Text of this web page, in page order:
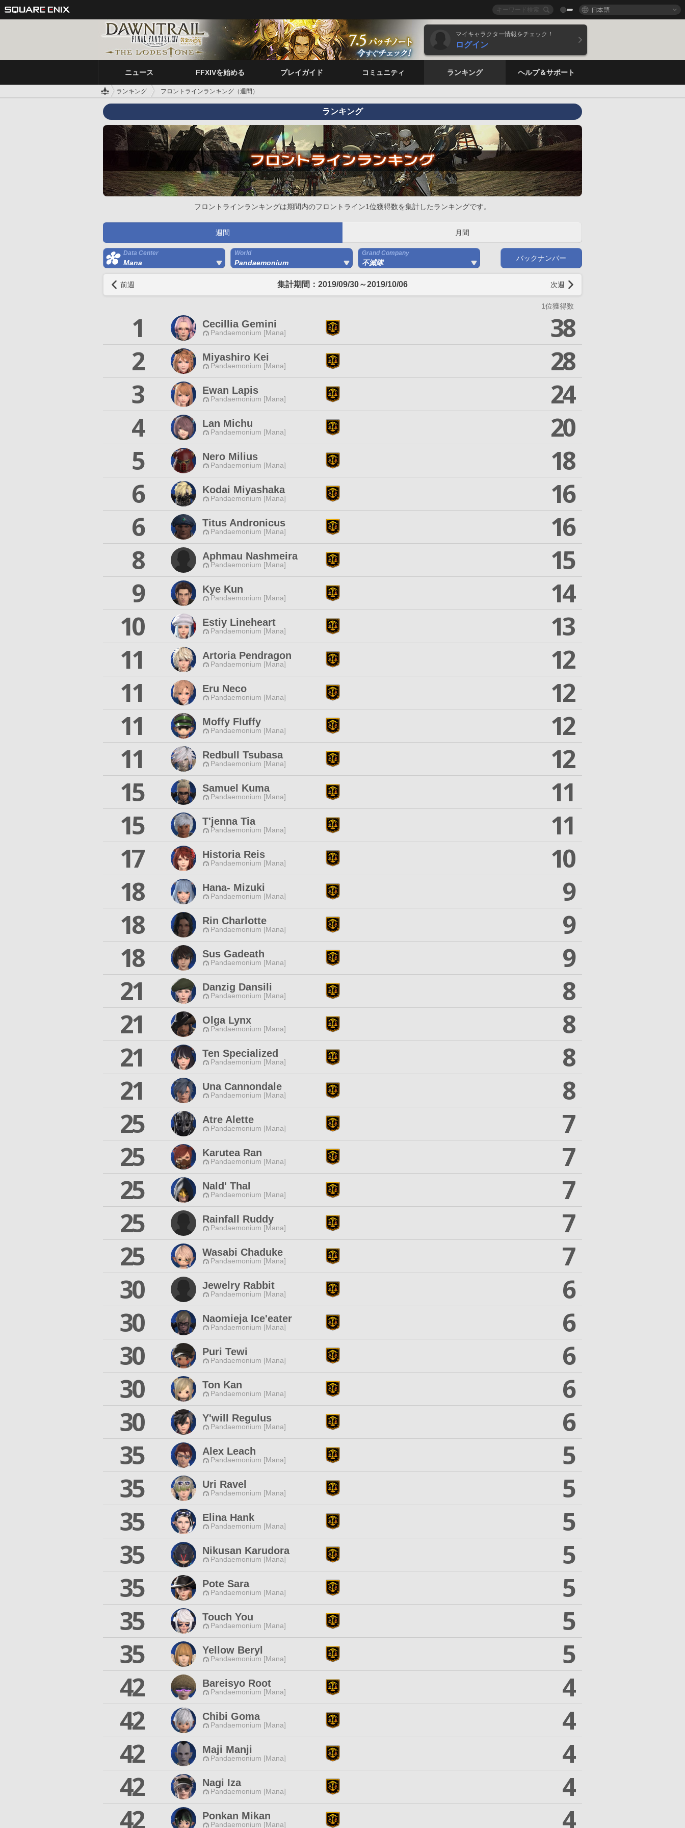
日本語
マイキャラクター情報をチェック！
ログイン
ニュース FFXIVを始める プレイガイド コミュニティ ランキング ヘルプ＆サポート
ランキング フロントラインランキング（週間）
ランキング
フロントラインランキングは期間内のフロントライン1位獲得数を集計したランキングです。
週間 月間
Data Center
Mana
World
Pandaemonium
Grand Company
不滅隊
バックナンバー
前週 集計期間：2019/09/30～2019/10/06 次週
1位獲得数
1 Cecillia Gemini
Pandaemonium [Mana]
38
2
Miyashiro Kei
Pandaemonium [Mana]
28
3
Ewan Lapis
Pandaemonium [Mana]
24
4
Lan Michu
Pandaemonium [Mana]
20
5
Nero Milius
Pandaemonium [Mana]
18
6
Kodai Miyashaka
Pandaemonium [Mana]
16
6
Titus Andronicus
Pandaemonium [Mana]
16
8
Aphmau Nashmeira
Pandaemonium [Mana]
15
9
Kye Kun
Pandaemonium [Mana]
14
10
Estiy Lineheart
Pandaemonium [Mana]
13
11
Artoria Pendragon
Pandaemonium [Mana]
12
11
Eru Neco
Pandaemonium [Mana]
12
11
Moffy Fluffy
Pandaemonium [Mana]
12
11
Redbull Tsubasa
Pandaemonium [Mana]
12
15
Samuel Kuma
Pandaemonium [Mana]
11
15
T'jenna Tia
Pandaemonium [Mana]
11
17
Historia Reis
Pandaemonium [Mana]
10
18
Hana- Mizuki
Pandaemonium [Mana]
9
18
Rin Charlotte
Pandaemonium [Mana]
9
18
Sus Gadeath
Pandaemonium [Mana]
9
21
Danzig Dansili
Pandaemonium [Mana]
8
21
Olga Lynx
Pandaemonium [Mana]
8
21
Ten Specialized
Pandaemonium [Mana]
8
21
Una Cannondale
Pandaemonium [Mana]
8
25
Atre Alette
Pandaemonium [Mana]
7
25
Karutea Ran
Pandaemonium [Mana]
7
25
Nald' Thal
Pandaemonium [Mana]
7
25
Rainfall Ruddy
Pandaemonium [Mana]
7
25
Wasabi Chaduke
Pandaemonium [Mana]
7
30
Jewelry Rabbit
Pandaemonium [Mana]
6
30
Naomieja Ice'eater
Pandaemonium [Mana]
6
30
Puri Tewi
Pandaemonium [Mana]
6
30
Ton Kan
Pandaemonium [Mana]
6
30
Y'will Regulus
Pandaemonium [Mana]
6
35
Alex Leach
Pandaemonium [Mana]
5
35
Uri Ravel
Pandaemonium [Mana]
5
35
Elina Hank
Pandaemonium [Mana]
5
35
Nikusan Karudora
Pandaemonium [Mana]
5
35
Pote Sara
Pandaemonium [Mana]
5
35
Touch You
Pandaemonium [Mana]
5
35
Yellow Beryl
Pandaemonium [Mana]
5
42
Bareisyo Root
Pandaemonium [Mana]
4
42
Chibi Goma
Pandaemonium [Mana]
4
42
Maji Manji
Pandaemonium [Mana]
4
42
Nagi Iza
Pandaemonium [Mana]
4
42
Ponkan Mikan
Pandaemonium [Mana] 4